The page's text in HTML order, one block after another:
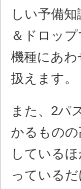
しい予備
＆ドロッ
機種にあ
扱えます。
また、2パ
かるもの
している
っている